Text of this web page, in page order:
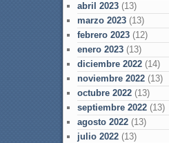
abril 2023(13)
marzo 2023(13)
febrero 2023(12)
enero 2023(13)
diciembre 2022(14)
noviembre 2022(13)
octubre 2022(13)
septiembre 2022(13)
agosto 2022(13)
julio 2022(13)